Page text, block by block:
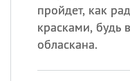
пройдет, как
красками, будь
обласкана.